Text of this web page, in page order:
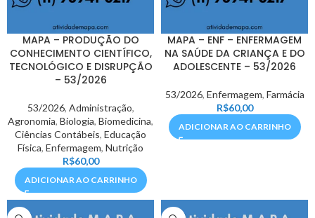
MAPA – PRODUÇÃO DO
CONHECIMENTO CIENTÍFICO,
TECNOLÓGICO E DISRUPÇÃO
– 53/2026
53/2026, Administração,
Agronomia, Biologia, Biomedicina,
Ciências Contábeis, Educação
Física, Enfermagem, Nutrição
R$60,00
ADICIONAR AO CARRINHO
MAPA – ENF – ENFERMAGEM
NA SAÚDE DA CRIANÇA E DO
ADOLESCENTE – 53/2026
53/2026, Enfermagem, Farmácia
R$60,00
ADICIONAR AO CARRINHO